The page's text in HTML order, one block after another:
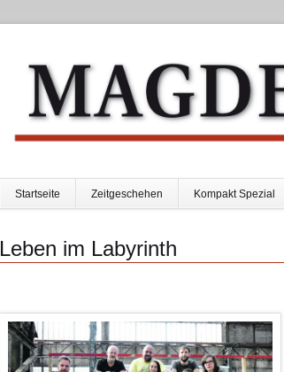
Startseite Zeitgeschehen Kompakt Spezial
Leben im Labyrinth